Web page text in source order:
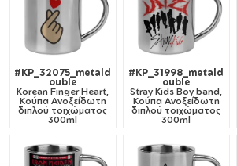
#KP_32075_metald
ouble
Korean Finger Heart,
Κούπα Ανοξείδωτη
διπλού τοιχώματος
300ml
#KP_31998_metald
ouble
Stray Kids Boy band,
Κούπα Ανοξείδωτη
διπλού τοιχώματος
300ml